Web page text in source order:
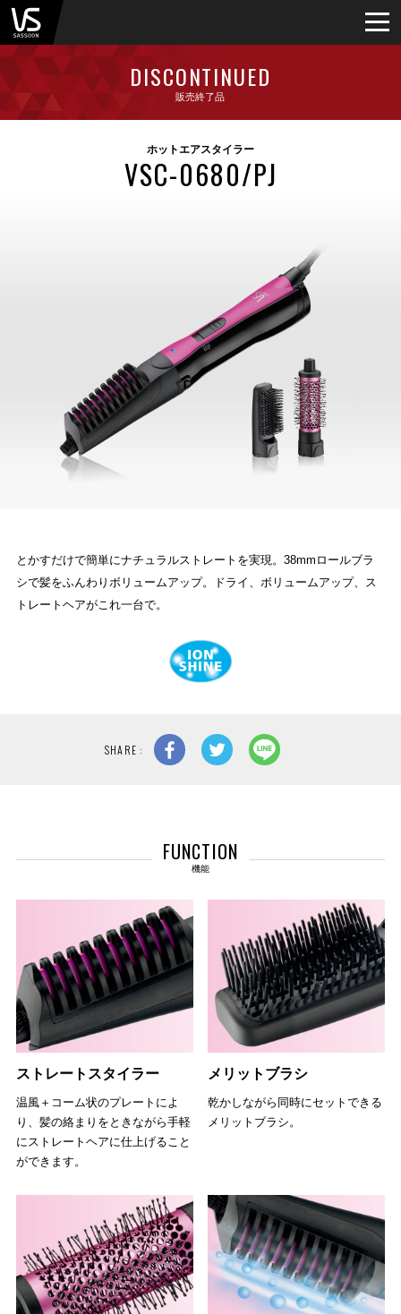
DISCONTINUED
販売終了品
ホットエアスタイラー
VSC-0680/PJ
とかすだけで簡単にナチュラルストレートを実現。38mmロールブラ
シで髪をふんわりボリュームアップ。ドライ、ボリュームアップ、ス
トレートヘアがこれ一台で。
SHARE :
FUNCTION
機能
ストレートスタイラー
温風＋コーム状のプレートによ
り、髪の絡まりをときながら手軽
にストレートヘアに仕上げること
ができます。
メリットブラシ
乾かしながら同時にセットできる
メリットブラシ。